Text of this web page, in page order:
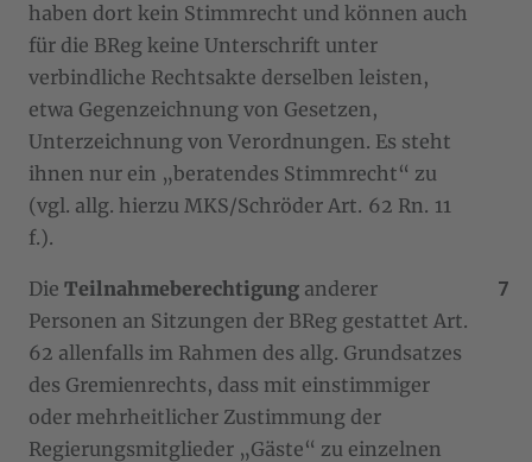
haben dort kein Stimmrecht und können auch
für die BReg keine Unterschrift unter
verbindliche Rechtsakte derselben leisten,
etwa Gegenzeichnung von Gesetzen,
Unterzeichnung von Verordnungen. Es steht
ihnen nur ein „beratendes Stimmrecht“ zu
(vgl. allg. hierzu MKS/Schröder Art. 62 Rn. 11
f.).
Die Teilnahmeberechtigung anderer
Personen an Sitzungen der BReg gestattet Art.
62 allenfalls im Rahmen des allg. Grundsatzes
des Gremienrechts, dass mit einstimmiger
oder mehrheitlicher Zustimmung der
Regierungsmitglieder „Gäste“ zu einzelnen